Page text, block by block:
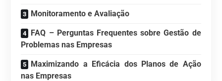
Monitoramento e Avaliação
FAQ – Perguntas Frequentes sobre Gestão de
Problemas nas Empresas
Maximizando a Eficácia dos Planos de Ação
nas Empresas